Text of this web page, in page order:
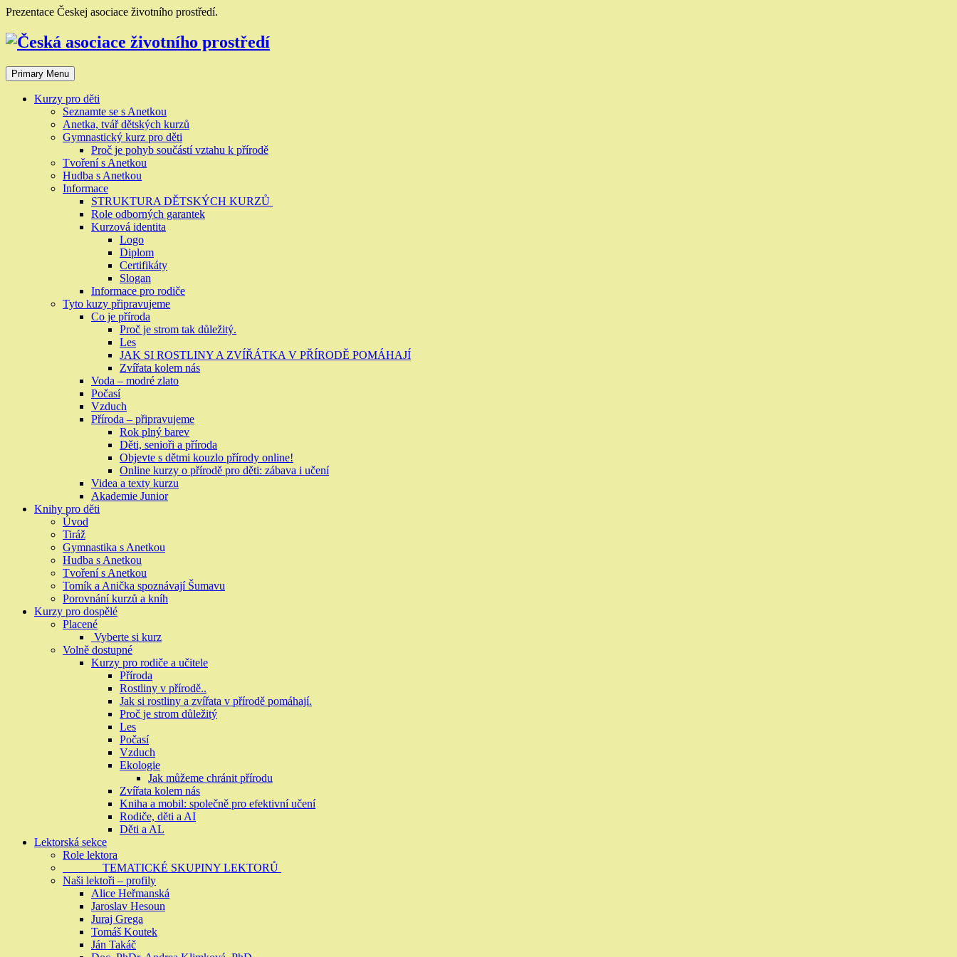
Skip
content
Prezentace Českej asociace životního prostředí.
Primary Menu
Kurzy pro děti
Seznamte se s Anetkou
Anetka, tvář dětských kurzů
Gymnastický kurz pro děti
Proč je pohyb součástí vztahu k přírodě
Tvoření s Anetkou
Hudba s Anetkou
Informace
STRUKTURA DĚTSKÝCH KURZŮ
Role odborných garantek
Kurzová identita
Logo
Diplom
Certifikáty
Slogan
Informace pro rodiče
Tyto kuzy připravujeme
Co je příroda
Proč je strom tak důležitý.
Les
JAK SI ROSTLINY A ZVÍŘÁTKA V PŘÍRODĚ POMÁHAJÍ
Zvířata kolem nás
Voda – modré zlato
Počasí
Vzduch
Příroda – připravujeme
Rok plný barev
Děti, senioři a příroda
Objevte s dětmi kouzlo přírody online!
Online kurzy o přírodě pro děti: zábava i učení
Videa a texty kurzu
Akademie Junior
Knihy pro děti
Úvod
Tiráž
Gymnastika s Anetkou
Hudba s Anetkou
Tvoření s Anetkou
Tomík a Anička spoznávají Šumavu
Porovnání kurzů a kníh
Kurzy pro dospělé
Placené
Vyberte si kurz
Volně dostupné
Kurzy pro rodiče a učitele
Příroda
Rostliny v přírodě..
Jak si rostliny a zvířata v přírodě pomáhají.
Proč je strom důležitý
Les
Počasí
Vzduch
Ekologie
Jak můžeme chránit přírodu
Zvířata kolem nás
Kniha a mobil: společně pro efektivní učení
Rodiče, děti a AI
Děti a AL
Lektorská sekce
Role lektora
TEMATICKÉ SKUPINY LEKTORŮ
Naši lektoři – profily
Alice Heřmanská
Jaroslav Hesoun
Juraj Grega
Tomáš Koutek
Ján Takáč